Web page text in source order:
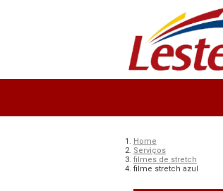
Home
Serviços
filmes de stretch
filme stretch azul